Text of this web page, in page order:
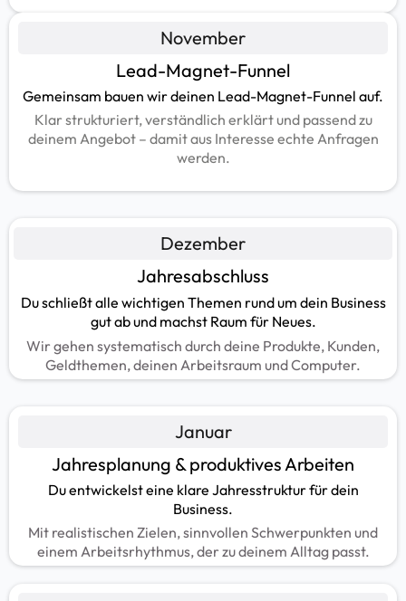
November
Lead-Magnet-Funnel
Gemeinsam bauen wir deinen Lead-Magnet-Funnel auf.
Klar strukturiert, verständlich erklärt und passend zu
deinem Angebot – damit aus Interesse echte Anfragen
werden.
Dezember
Jahresabschluss
Du schließt alle wichtigen Themen rund um dein Business
gut ab und machst Raum für Neues.
Wir gehen systematisch durch deine Produkte, Kunden,
Geldthemen, deinen Arbeitsraum und Computer.
Januar
Jahresplanung & produktives Arbeiten
Du entwickelst eine klare Jahresstruktur für dein
Business.
Mit realistischen Zielen, sinnvollen Schwerpunkten und
einem Arbeitsrhythmus, der zu deinem Alltag passt.